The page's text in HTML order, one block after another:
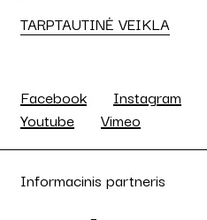
TARPTAUTINĖ VEIKLA
Facebook Instagram
Youtube
Vimeo
Informacinis partneris